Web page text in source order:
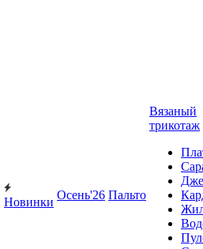
Новинки
Осень'26 Пальто
Вязаный
трикотаж